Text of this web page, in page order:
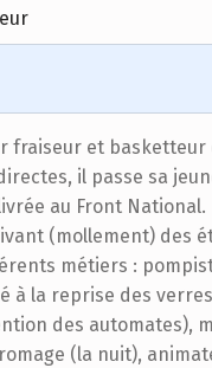
fraiseur et basketteur
il passe sa
au Front National.
(mollement) des
métiers :
à la reprise des
des automates),
(la nuit),